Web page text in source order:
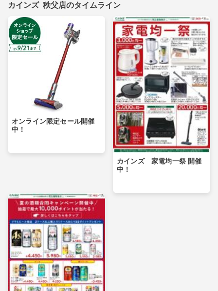
カインズ 秩父店のタイムライン
オンライン限定セール開催
中！
カインズ 家電均一祭 開催
中！